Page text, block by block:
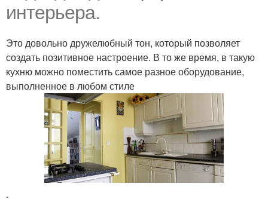
интерьера.
Это довольно дружелюбный тон, который позволяет
создать позитивное настроение. В то же время, в такую
кухню можно поместить самое разное оборудование,
выполненное в любом стиле
.